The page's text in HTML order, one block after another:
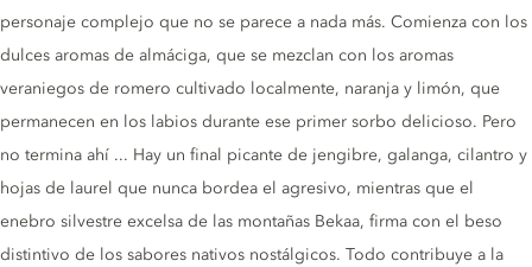
personaje complejo que no se parece a nada más. Comienza con los
dulces aromas de almáciga, que se mezclan con los aromas
veraniegos de romero cultivado localmente, naranja y limón, que
permanecen en los labios durante ese primer sorbo delicioso. Pero
no termina ahí ... Hay un final picante de jengibre, galanga, cilantro y
hojas de laurel que nunca bordea el agresivo, mientras que el
enebro silvestre excelsa de las montañas Bekaa, firma con el beso
distintivo de los sabores nativos nostálgicos. Todo contribuye a la